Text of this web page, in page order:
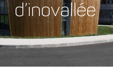
d’inovallée